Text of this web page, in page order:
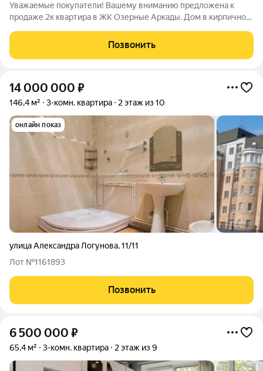
Уважаемые покупатели! Вашему вниманию предложена к
продаже 2к квартира в ЖК Озерные Аркады. Дом в кирпичном
Рядом расположена церковь, березовая роща. В шаговой
доступности гимназия Российской
Позвонить
14 000 000 ₽
146,4 м² 3-комн. квартира 2 этаж из 10
онлайн показ
улица Александра Логунова,11/11
Лот №1161893
Позвонить
6 500 000 ₽
65,4 м² 3-комн. квартира 2 этаж из 9